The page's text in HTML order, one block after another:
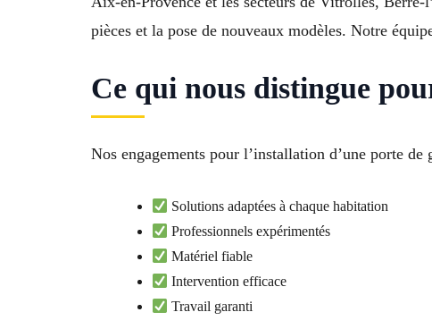
pièces et la pose de nouveaux modèles. Notre
Ce qui nous distingue
Nos engagements pour l’installation d’une porte
Solutions adaptées à chaque habitation
Professionnels expérimentés
Matériel fiable
Intervention efficace
Travail garanti